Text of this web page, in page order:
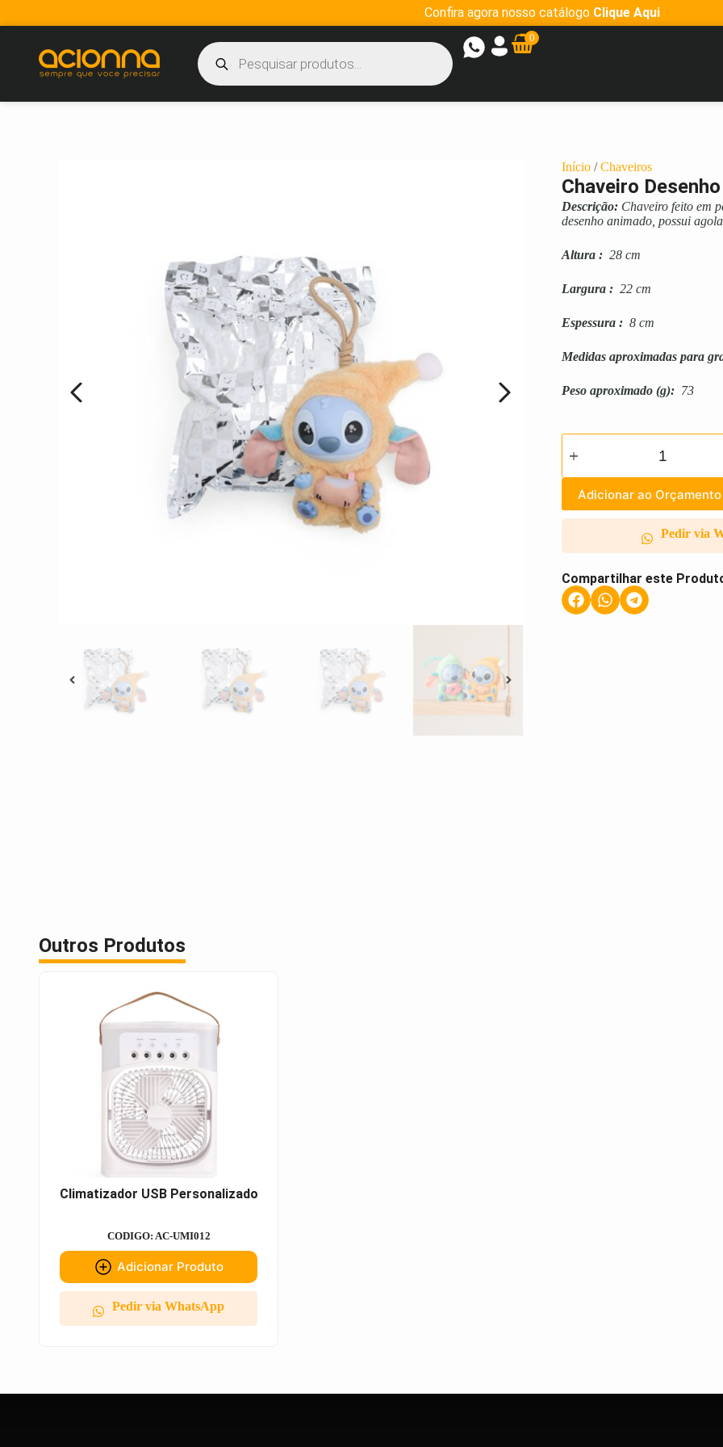
Confira agora nosso catálogo Clique Aqui
0
Início /Chaveiros
Chaveiro
Descrição: Chaveiro feito em
desenho animado, possui
Altura : 28 cm
Largura : 22 cm
Espessura : 8 cm
Medidas aproximadas para
Peso aproximado (g): 73
Adicionar ao Orçamento
Pedir via
Compartilhar este
Outros Produtos
Climatizador USB Personalizado
CODIGO: AC-UMI012
Adicionar Produto
Pedir via WhatsApp